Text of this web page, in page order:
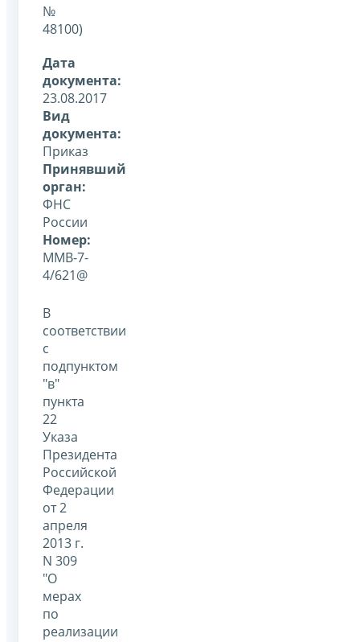
№
48100)
Дата
документа:
23.08.2017
Вид
документа:
Приказ
Принявший
орган:
ФНС
России
Номер:
ММВ-7-
4/621@
В
соответствии
с
подпунктом
"в"
пункта
22
Указа
Президента
Российской
Федерации
от 2
апреля
2013 г.
N 309
"О
мерах
по
реализации